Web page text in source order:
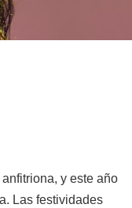
y este año
Las festividades